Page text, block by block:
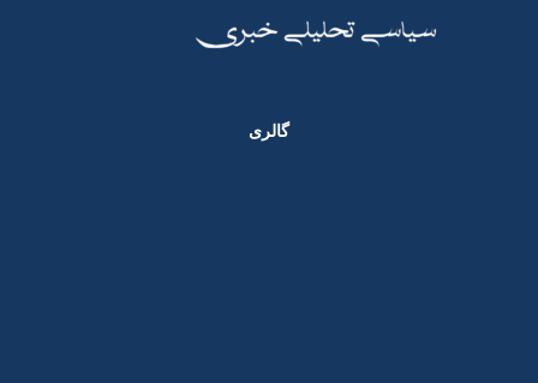
گالری